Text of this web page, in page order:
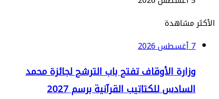
الأوقاف تفتح باب الترشح لجائزة محمد
للكتاتيب القرآنية برسم 2027